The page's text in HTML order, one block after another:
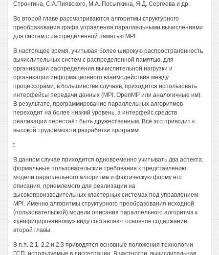
Стронгина, С.А.Пиявского, М.А. Посыпкина, Я.Д. Сергеева и др.
Во второй главе рассматриваются алгоритмы структурного
преобразования графа управления параллельными вычислениями
для систем с распределённой памятью MPI.
В настоящее время, учитывая более широкую распространенность
вычислительных систем с распределенной памятью, для
организации распределения вычислительной нагрузки и
организации информационного взаимодействия между
процессорами, в большинстве случаев, приходится использовать
интерфейсы передачи данных (MPI, OpenMP или аналогичные им).
В результате, программирование параллельных алгоритмов
переходит на более низкий уровень, а интерфейс средств
реализации перестаёт быть дружественным. Всё это приводит к
высокой трудоёмкости разработки программ.
t
В данном случае приходится одновременно учитывать два аспекта:
формальные пользовательские требования к представлению
модели параллельного алгоритма и фактическую форму его
описания, приемлемого для реализации на
высокопроизводительных кластерных системах под управлением
MPI. Именно алгоритмы структурного преобразования исходной
(пользовательской) модели описания параллельного алгоритма к
«унифицированному» виду составляют основное содержание
второй главы.
В п.п. 2.1, 2.2 и 2.3 приводятся основные положения технологии
ГСП, используемые в диссертации. В частности, вычислительная